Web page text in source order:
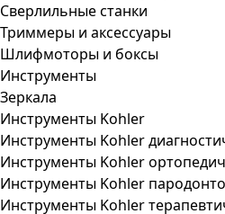
Сверлильные станки
Триммеры и аксессуары
Шлифмоторы и боксы
Инструменты
Зеркала
Инструменты Kohler
Инструменты Kohler
Инструменты Kohler
Инструменты Kohler
Инструменты Kohler